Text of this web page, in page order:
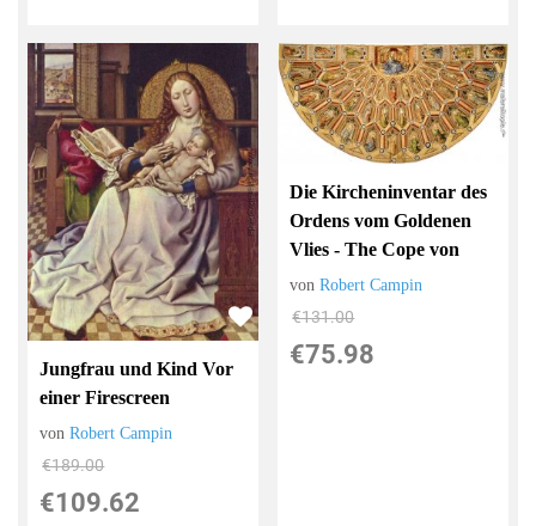
Jungfrau und Kind Vor
einer Firescreen
vonRobert Campin
€189.00
€109.62
Die Kircheninventar des
Ordens vom Goldenen
Vlies - The Cope von
vonRobert Campin
€131.00
€75.98